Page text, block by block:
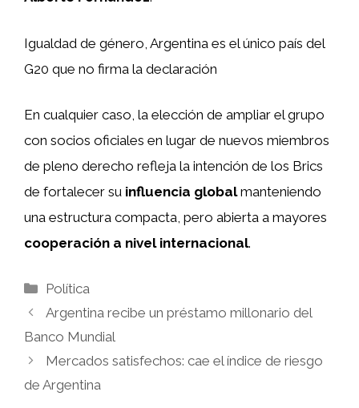
Igualdad de género, Argentina es el único país del
G20 que no firma la declaración
En cualquier caso, la elección de ampliar el grupo
con socios oficiales en lugar de nuevos miembros
de pleno derecho refleja la intención de los Brics
de fortalecer su influencia globalmanteniendo
una estructura compacta, pero abierta a mayores
cooperación a nivel internacional.
Categorías
Política
Argentina recibe un préstamo millonario del
Banco Mundial
Mercados satisfechos: cae el índice de riesgo
de Argentina